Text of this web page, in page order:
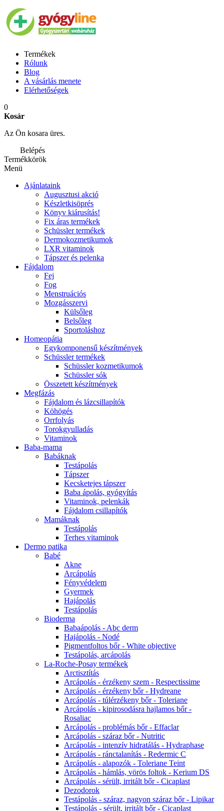
Termékek
Rólunk
Blog
A vásárlás menete
Elérhetőségek
0
Kosár
Az Ön kosara üres.
Belépés
Termékkörök
Menü
Ajánlataink
Augusztusi akció
Készletkisöprés
Könyv kiárusítás!
Fix áras termékek
Schüssler termékek
Dermokozmetikumok
LXR vitaminok
Tápszer és pelenka
Fájdalom
Fej
Fog
Menstruációs
Mozgásszervi
Külsőleg
Belsőleg
Sportoláshoz
Homeopátia
Egykomponensű készítmények
Schüssler termékek
Schüssler kozmetikumok
Schüssler sók
Összetett készítmények
Megfázás
Fájdalom és lázcsillapítók
Köhögés
Orrfolyás
Torokgyulladás
Vitaminok
Baba-mama
Babáknak
Testápolás
Tápszer
Kecsketejes tápszer
Baba ápolás, gyógyítás
Vitaminok, pelenkák
Fájdalom csillapítók
Mamáknak
Testápolás
Terhes vitaminok
Dermo patika
Babé
Akne
Arcápolás
Fényvédelem
Gyermek
Hajápolás
Testápolás
Bioderma
Babaápolás - Abc derm
Hajápolás - Nodé
Pigmentfoltos bőr - White objective
Testápolás, arcápolás
La-Roche-Posay termékek
Arctisztítás
Arcápolás - érzékeny szem - Respectissime
Arcápolás - érzékeny bőr - Hydreane
Arcápolás - túlérzékeny bőr - Toleriane
Arcápolás - kipirosodásra hajlamos bőr -
Rosaliac
Arcápolás - problémás bőr - Effaclar
Arcápolás - száraz bőr - Nutritic
Arcápolás - intenzív hidratálás - Hydraphase
Arcápolás - ránctalanítás - Redermic C
Arcápolás - alapozók - Toleriane Teint
Arcápolás - hámlás, vörös foltok - Kerium DS
Arcápolás - sérült, irritált bőr - Cicaplast
Dezodorok
Testápolás - száraz, nagyon száraz bőr - Lipikar
Testápolás - sérült, irritált bőr - Cicaplast